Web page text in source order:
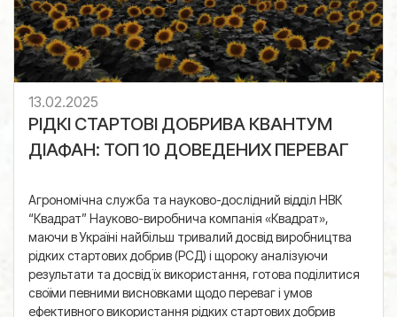
13.02.2025
РІДКІ СТАРТОВІ ДОБРИВА КВАНТУМ
ДІАФАН: ТОП 10 ДОВЕДЕНИХ ПЕРЕВАГ
Агрономічна служба та науково-дослідний відділ НВК
“Квадрат” Науково-виробнича компанія «Квадрат»,
маючи в Україні найбільш тривалий досвід виробництва
рідких стартових добрив (РСД) і щороку аналізуючи
результати та досвід їх використання, готова поділитися
своїми певними висновками щодо переваг і умов
ефективного використання рідких стартових добрив